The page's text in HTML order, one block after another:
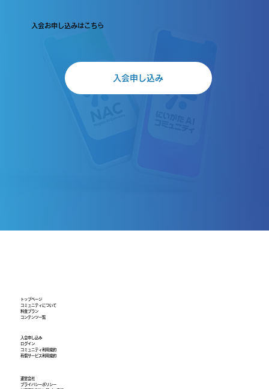
入会お申し込みはこちら
入会申し込み
トップページ
​コミュニティについて
​料金プラン
​コンテンツ一覧
​入会申し込み
ログイン
​コミュニティ利用規約
有償サービス利用規約
運営会社
プライバシーポリシー